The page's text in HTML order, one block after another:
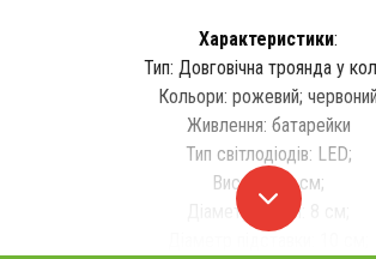
Характеристики:
Тип: Довговічна троянда у
Кольори: рожевий; червоний
Живлення: батарейки
Тип світлодіодів: LED;
Висота: 20 см;
Діаметр колби: 8 см;